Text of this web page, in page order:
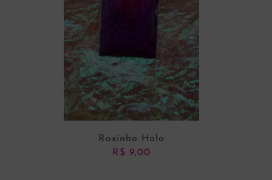
Roxinho Holo
R$ 9,00